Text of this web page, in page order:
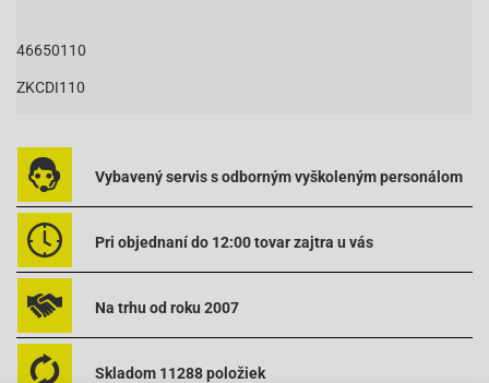
46650110
ZKCDI110
Vybavený servis s odborným vyškoleným personálom
Pri objednaní do 12:00 tovar zajtra u vás
Na trhu od roku 2007
Skladom 11288 položiek